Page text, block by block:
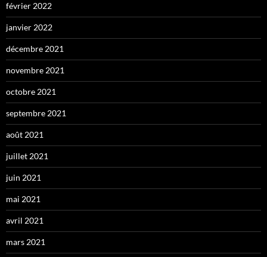
février 2022
janvier 2022
décembre 2021
novembre 2021
octobre 2021
septembre 2021
août 2021
juillet 2021
juin 2021
mai 2021
avril 2021
mars 2021